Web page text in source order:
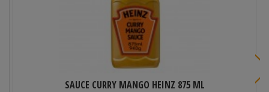
SAUCE CURRY MANGO HEINZ 875 ML